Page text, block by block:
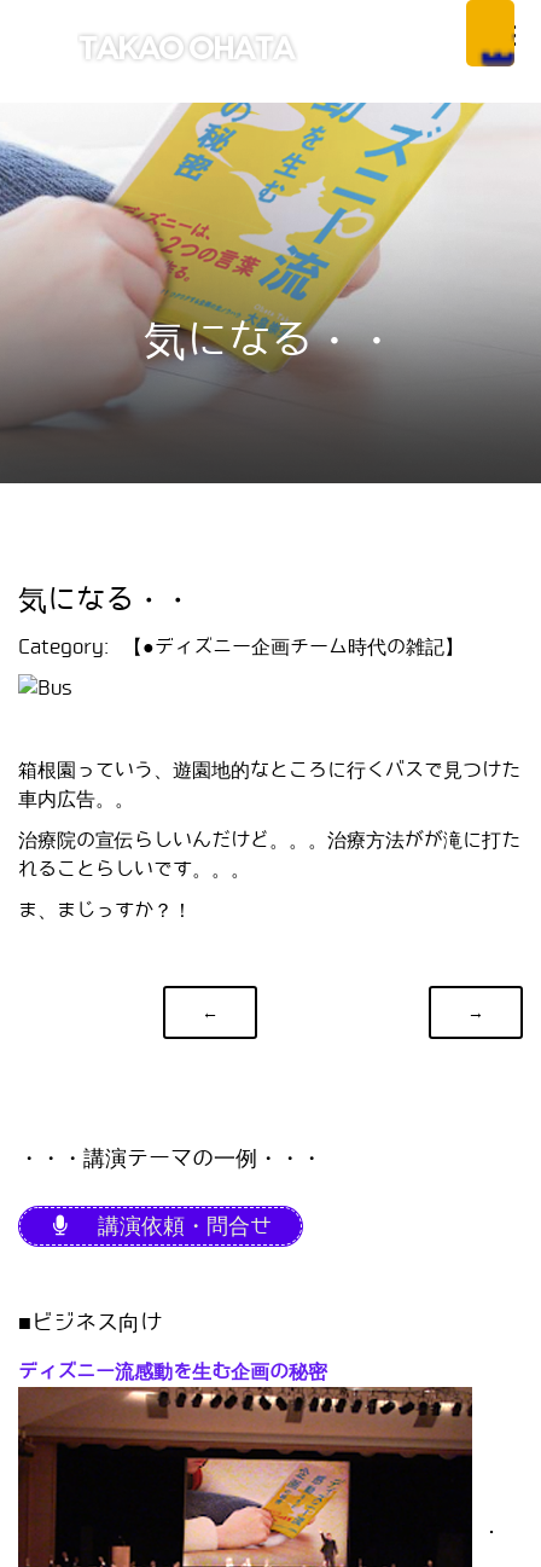
気になる・・
気になる・・
Category: 【●ディズニー企画チーム時代の雑記】
箱根園っていう、遊園地的なところに行くバスで見つけた
車内広告。。
治療院の宣伝らしいんだけど。。。治療方法がが滝に打た
れることらしいです。。。
ま、まじっすか？！
← →
・・・講演テーマの一例・・・
講演依頼・問合せ
■ビジネス向け
ディズニー流感動を生む企画の秘密
･